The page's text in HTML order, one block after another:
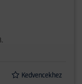
Kedvencekhez